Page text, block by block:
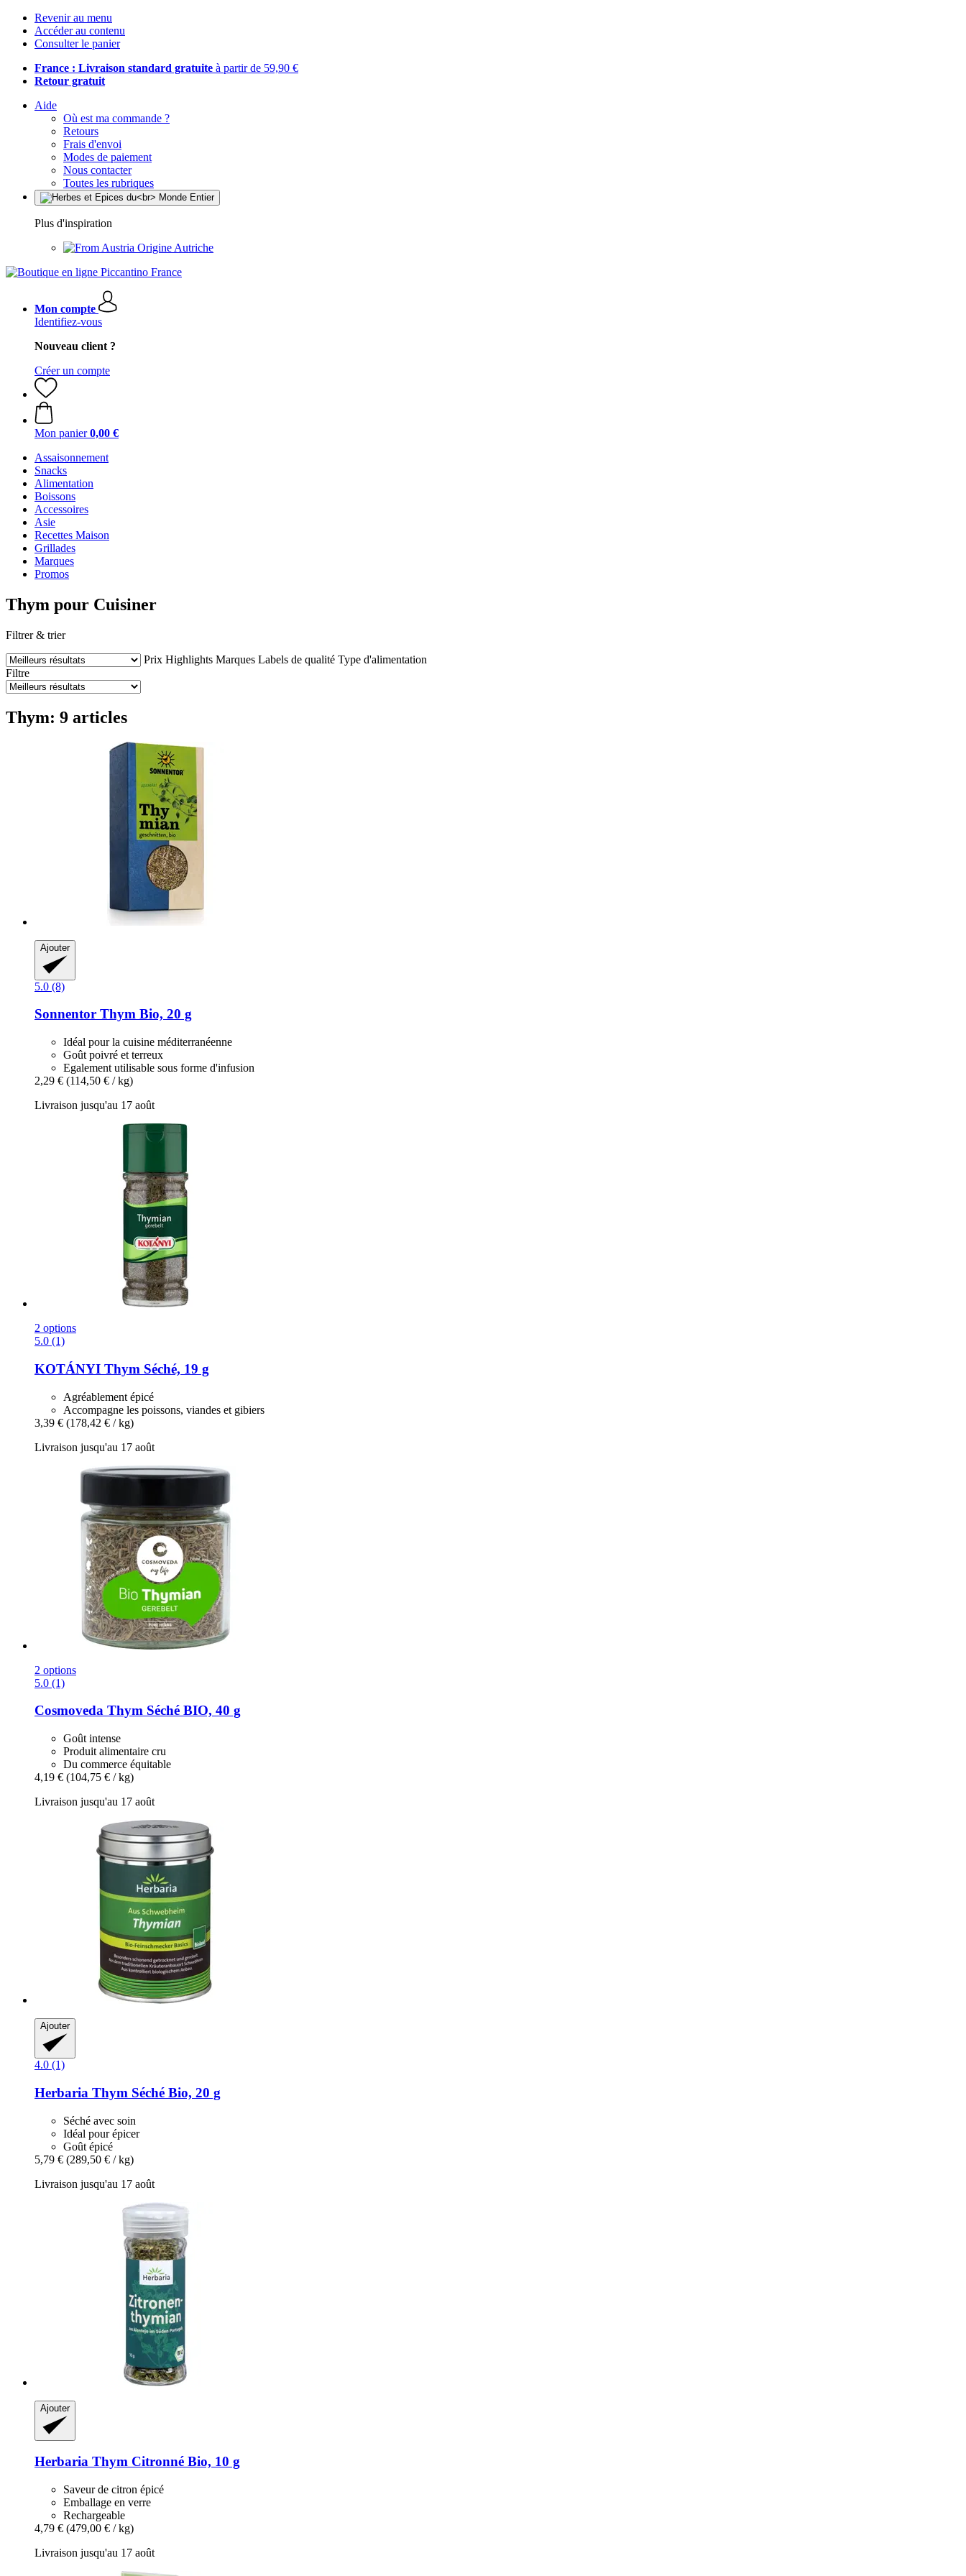
Revenir au menu
Accéder au contenu
Consulter le panier
France : Livraison standard gratuite à partir de 59,90 €
Retour gratuit
Aide
Où est ma commande ?
Retours
Frais d'envoi
Modes de paiement
Nous contacter
Toutes les rubriques
Plus d'inspiration
Origine Autriche
Mon compte
Identifiez-vous
Nouveau client ?
Créer un compte
Mon panier 0,00 €
Assaisonnement
Snacks
Alimentation
Boissons
Accessoires
Asie
Recettes Maison
Grillades
Marques
Promos
Thym pour Cuisiner
Filtrer & trier
Prix Highlights Marques Labels de qualité Type d'alimentation
Filtre
Thym: 9 articles
Ajouter
5.0 (8)
Sonnentor Thym Bio, 20 g
Idéal pour la cuisine méditerranéenne
Goût poivré et terreux
Egalement utilisable sous forme d'infusion
2,29 € (114,50 € / kg)
Livraison jusqu'au 17 août
2 options
5.0 (1)
KOTÁNYI Thym Séché, 19 g
Agréablement épicé
Accompagne les poissons, viandes et gibiers
3,39 € (178,42 € / kg)
Livraison jusqu'au 17 août
2 options
5.0 (1)
Cosmoveda Thym Séché BIO, 40 g
Goût intense
Produit alimentaire cru
Du commerce équitable
4,19 € (104,75 € / kg)
Livraison jusqu'au 17 août
Ajouter
4.0 (1)
Herbaria Thym Séché Bio, 20 g
Séché avec soin
Idéal pour épicer
Goût épicé
5,79 € (289,50 € / kg)
Livraison jusqu'au 17 août
Ajouter
Herbaria Thym Citronné Bio, 10 g
Saveur de citron épicé
Emballage en verre
Rechargeable
4,79 € (479,00 € / kg)
Livraison jusqu'au 17 août